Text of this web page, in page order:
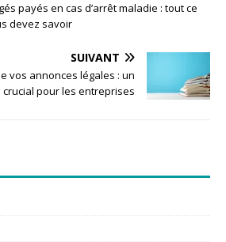
payés en cas d’arrêt maladie : tout ce
devez savoir
SUIVANT
vos annonces légales : un
crucial pour les entreprises